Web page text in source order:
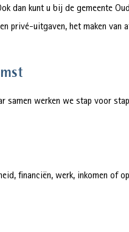
dan kunt u bij de gemeente
privé-uitgaven, het maken van
werken we stap voor
financiën, werk, inkomen of